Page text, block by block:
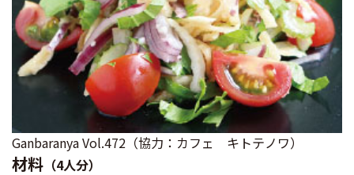
Ganbaranya Vol.472（協力：カフェ キトテノワ）
材料 （4人分）